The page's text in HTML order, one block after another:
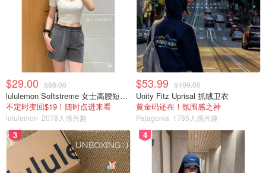
官网：https://www.winsport.ca/
这条适合家庭游玩的长达一小时的步行道，拥有 6,000 多个
手工雕刻的南瓜，展示了经典的万圣节人物、流行文化偶
像、恐龙等。见证令人惊叹的点亮南瓜雕塑栩栩如生，或者
拿一些热巧克力观看南瓜雕刻示范。
该活动和上面提到的迷你高尔夫在同一个地址举行，因此可
以把两个行程安排在一起。
$29.00 $88.00
lululemon Softstreme 女士高腰短裤 10cm
不定时变回$19！随时点进来看
lululemon 2078人感兴趣
$53.99 $109.00
Unity Fitz Uprisal 抓绒卫衣
黄金码还在！氛围感之神
Patagonia 1785人感兴趣
3 4